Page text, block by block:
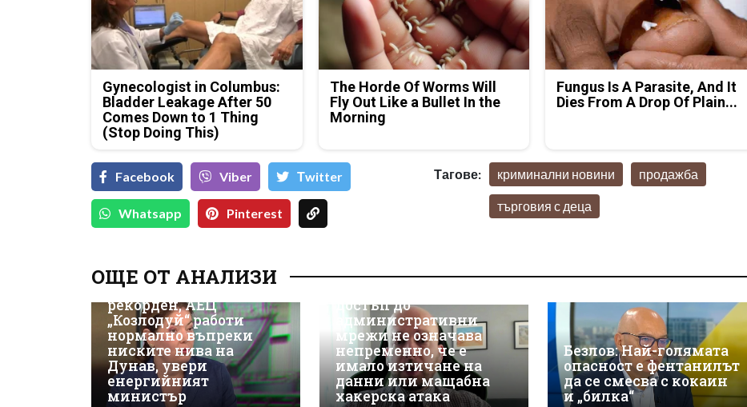
Gynecologist in Columbus:
Bladder Leakage After 50
Comes Down to 1 Thing
(Stop Doing This)
The Horde Of Worms Will
Fly Out Like a Bullet In the
Morning
Fungus Is A Parasite, And It
Dies From A Drop Of Plain...
Facebook Viber Тwitter
Whatsapp Pinterest
Тагове: криминални новини продажба
търговия с деца
ОЩЕ ОТ АНАЛИЗИ
Износът на ток е
рекорден, АЕЦ
„Козлодуй“ работи
нормално въпреки
ниските нива на
Дунав, увери
енергийният
министър
киберсигурност:
достъп до
административни
мрежи не означава
непременно, че е
имало изтичане на
данни или мащабна
хакерска атака
Безлов: Най-голямата
опасност е фентанилът
да се смесва с кокаин
и „билка“